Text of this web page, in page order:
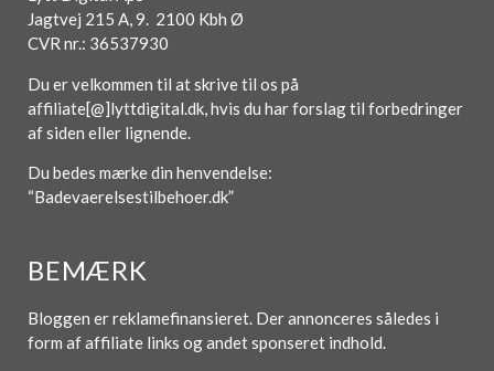
Jagtvej 215 A, 9. 2100 Kbh Ø
CVR nr.: 36537930
Du er velkommen til at skrive til os på
affiliate[@]lyttdigital.dk, hvis du har forslag til forbedringer
af siden eller lignende.
Du bedes mærke din henvendelse:
“Badevaerelsestilbehoer.dk”
BEMÆRK
Bloggen er reklamefinansieret. Der annonceres således i
form af affiliate links og andet sponseret indhold.